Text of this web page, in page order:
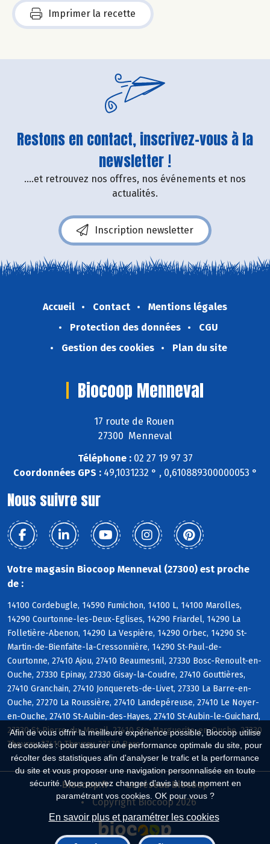
Afin de vous offrir la meilleure expérience possible, Biocoop utilise
des cookies : pour assurer une performance optimale du site, pour
récolter des statistiques afin d'analyser le trafic et la performance
du site et vous proposer une navigation personnalisée en toute
sécurité. Vous pouvez changer d'avis à tout moment en
paramétrant vos cookies. OK pour vous ?
En savoir plus et paramétrer les cookies
Imprimer la recette
Restons en contact, inscrivez-vous à la
newsletter !
....et retrouvez nos offres, nos événements et nos
actualités.
Inscription newsletter
Accueil Contact
Mentions légales
Protection des données
CGU
Gestion des cookies
Plan du site
Biocoop Menneval
17 route de Rouen
27300 Menneval
Téléphone :02 27 19 97 37
Coordonnées GPS :49,1031232 ° , 0,610889300000053 °
Nous suivre sur
Votre magasin Biocoop Menneval (27300) est proche
de :
14100 Cordebugle, 14590 Fumichon, 14100 L, 14100 Marolles,
14290 Courtonne-les-Deux-Eglises, 14290 Friardel, 14290 La
Folletière-Abenon, 14290 La Vespière, 14290 Orbec, 14290 St-
Martin-de-Bienfaite-la-Cressonnière, 14290 St-Paul-de-
Courtonne, 27410 Ajou, 27410 Beaumesnil, 27330 Bosc-Renoult-en-
Ouche, 27330 Epinay, 27330 Gisay-la-Coudre, 27410 Gouttières,
27410 Granchain, 27410 Jonquerets-de-Livet, 27330 La Barre-en-
Ouche, 27270 La Roussière, 27410 Landepéreuse, 27410 Le Noyer-
en-Ouche, 27410 St-Aubin-des-Hayes, 27410 St-Aubin-le-Guichard,
27330 St-Pierre-du-Mesnil, 27410 Ste-Marguerite-en-Ouche, 27330
Thevray, 27410 Thevray, 27170 Barc
Biocoop.fr
Le réseau Biocoop
Copyright Biocoop 2026